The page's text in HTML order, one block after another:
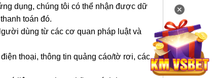
dụng, chúng tôi có thể nhận được dữ
toán đó.
dùng từ các cơ quan pháp luật và
thoại, thông tin quảng cáo/tờ rơi, các
✕